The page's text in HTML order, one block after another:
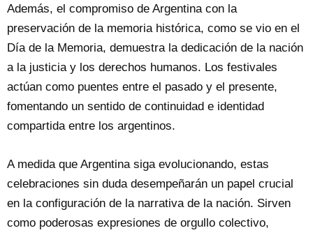
Además, el compromiso de Argentina con la
preservación de la memoria histórica, como se vio en el
Día de la Memoria, demuestra la dedicación de la nación
a la justicia y los derechos humanos. Los festivales
actúan como puentes entre el pasado y el presente,
fomentando un sentido de continuidad e identidad
compartida entre los argentinos.
A medida que Argentina siga evolucionando, estas
celebraciones sin duda desempeñarán un papel crucial
en la configuración de la narrativa de la nación. Sirven
como poderosas expresiones de orgullo colectivo,